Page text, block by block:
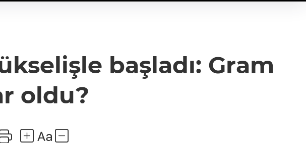
başladı: Gram
oldu?